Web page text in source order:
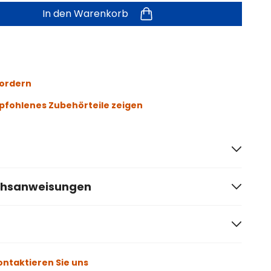
In den Warenkorb
Zubehörteile zeigen
Sie uns